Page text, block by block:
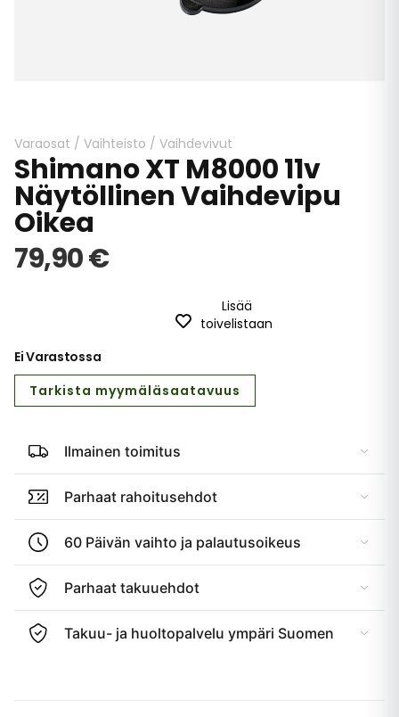
beginning
of
the
images
gallery
Varaosat / Vaihteisto / Vaihdevivut
Shimano XT M8000 11v
Näytöllinen Vaihdevipu
Oikea
79,90 €
Lisää
toivelistaan
Ei Varastossa
Tarkista myymäläsaatavuus
Ilmainen toimitus
Parhaat rahoitusehdot
60 Päivän vaihto ja palautusoikeus
Parhaat takuuehdot
Takuu- ja huoltopalvelu ympäri Suomen